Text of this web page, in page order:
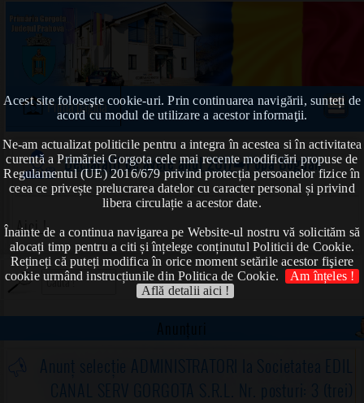
Acest site foloseşte cookie-uri. Prin continuarea navigării, sunteți de
acord cu modul de utilizare a acestor informaţii.
Ne-am actualizat politicile pentru a integra în acestea si în activitatea
curentă a Primăriei Gorgota cele mai recente modificări propuse de
Regulamentul (UE) 2016/679 privind protecția persoanelor fizice în
ceea ce privește prelucrarea datelor cu caracter personal și privind
libera circulație a acestor date.
Înainte de a continua navigarea pe Website-ul nostru vă solicităm să
alocați timp pentru a citi și înțelege conținutul Politicii de Cookie.
Rețineți că puteți modifica în orice moment setările acestor fişiere
cookie urmând instrucțiunile din Politica de Cookie.
Am înțeles !
Află detalii aici !
Prima pagină
Declarații de avere anul 2017➠Popa Bogdan
Aici !
Anunțuri
Anunț selecție ADMINISTRATORI la Societatea EDIL
CANAL SERV GORGOTA S.R.L. Nr. posturi: 3 (trei)